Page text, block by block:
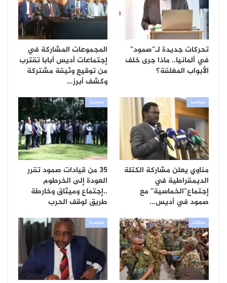
تحركات جديدة لـ”صمود”
في ألمانيا.. ماذا جرى خلف
الأبواب المغلقة؟
المجموعات المشاركة في
إجتماعات أديس أبابا تقترب
من توقيع وثيقة مشتركة
وكشف أبرز…
سياسية
مناوي يعلن مشاركة الكتلة
الديمقراطية في
إجتماع”الخماسية” مع
صمود في أديس…
سياسية
35 من قيادات صمود تقرر
العودة إلى الخرطوم
..إجتماع وميثاق وخارطة
طريق لوقف الحرب
مقالات سياسية